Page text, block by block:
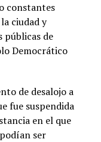
constantes
ciudad y
públicas de
Democrático
de desalojo a
fue suspendida
en el que
ser